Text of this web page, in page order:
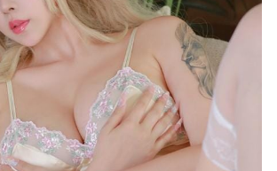
橙色的光[20P-194MB] 2023-01-26
黑丝旗袍 [75P-205MB]
2022-06-25
NO.8589 林星阑[86+1P/564MB]
NO.7476 徐莉芝
2024-02-22